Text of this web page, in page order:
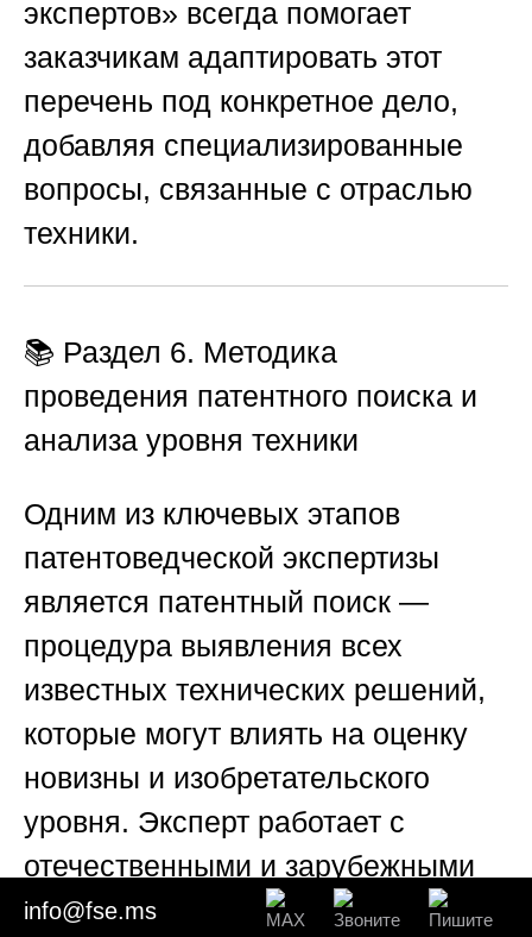
экспертов» всегда помогает
заказчикам адаптировать этот
перечень под конкретное дело,
добавляя специализированные
вопросы, связанные с отраслью
техники.
📚 Раздел 6. Методика
проведения патентного поиска и
анализа уровня техники
Одним из ключевых этапов
патентоведческой экспертизы
является патентный поиск —
процедура выявления всех
известных технических решений,
которые могут влиять на оценку
новизны и изобретательского
уровня. Эксперт работает с
отечественными и зарубежными
базами данных: Роспатент,
info@fse.ms